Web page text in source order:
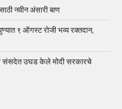
नवीन अंसारी बाण
९ ऑगस्ट रोजी भव्य रक्तदान,
संसदेत उघड केले मोदी सरकारचे